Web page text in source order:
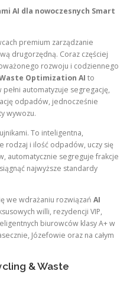
AI dla nowoczesnych Smart
premium zarządzanie
drugorzędną. Coraz częściej
rozwoju i codziennego
Optimization AI to
automatyzuje segregację,
odpadów, jednocześnie
wywozu.
To inteligentna,
rodzaj i ilość odpadów, uczy się
automatycznie segreguje frakcje
najwyższe standardy
we wdrażaniu rozwiązań AI
willi, rezydencji VIP,
biurowców klasy A+ w
Józefowie oraz na całym
& Waste